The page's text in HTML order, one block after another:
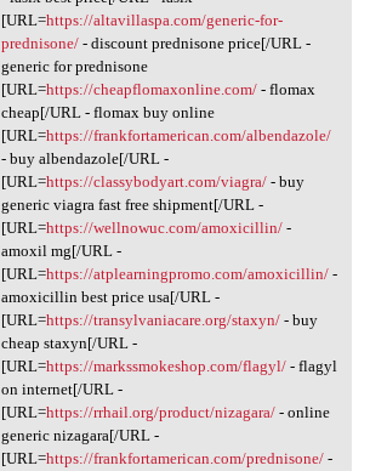
[URL=https://altavillaspa.com/generic-for-
prednisone/- discount prednisone price[/URL -
generic for prednisone
[URL=https://cheapflomaxonline.com/- flomax
cheap[/URL - flomax buy online
[URL=https://frankfortamerican.com/albendazole/
- buy albendazole[/URL -
[URL=https://classybodyart.com/viagra/- buy
generic viagra fast free shipment[/URL -
[URL=https://wellnowuc.com/amoxicillin/-
amoxil mg[/URL -
[URL=https://atplearningpromo.com/amoxicillin/-
amoxicillin best price usa[/URL -
[URL=https://transylvaniacare.org/staxyn/- buy
cheap staxyn[/URL -
[URL=https://markssmokeshop.com/flagyl/- flagyl
on internet[/URL -
[URL=https://rrhail.org/product/nizagara/- online
generic nizagara[/URL -
[URL=https://frankfortamerican.com/prednisone/-